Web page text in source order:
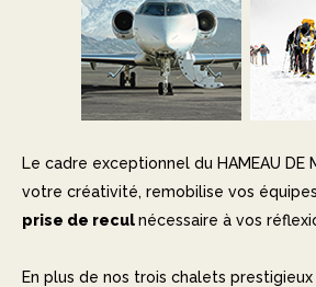
Le cadre exceptionnel du HAMEAU DE
votre créativité, remobilise vos
prise de reculnécessaire à vos
En plus de nos trois chalets prestigieux